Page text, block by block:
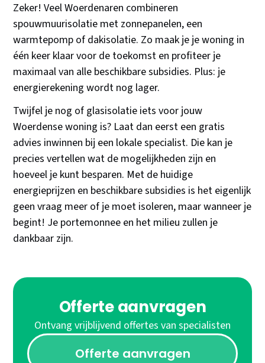
Zeker! Veel Woerdenaren combineren
spouwmuurisolatie met zonnepanelen, een
warmtepomp of dakisolatie. Zo maak je je woning in
één keer klaar voor de toekomst en profiteer je
maximaal van alle beschikbare subsidies. Plus: je
energierekening wordt nog lager.
Twijfel je nog of glasisolatie iets voor jouw
Woerdense woning is? Laat dan eerst een gratis
advies inwinnen bij een lokale specialist. Die kan je
precies vertellen wat de mogelijkheden zijn en
hoeveel je kunt besparen. Met de huidige
energieprijzen en beschikbare subsidies is het eigenlijk
geen vraag meer of je moet isoleren, maar wanneer je
begint! Je portemonnee en het milieu zullen je
dankbaar zijn.
Offerte aanvragen
Ontvang vrijblijvend offertes van specialisten
Offerte aanvragen